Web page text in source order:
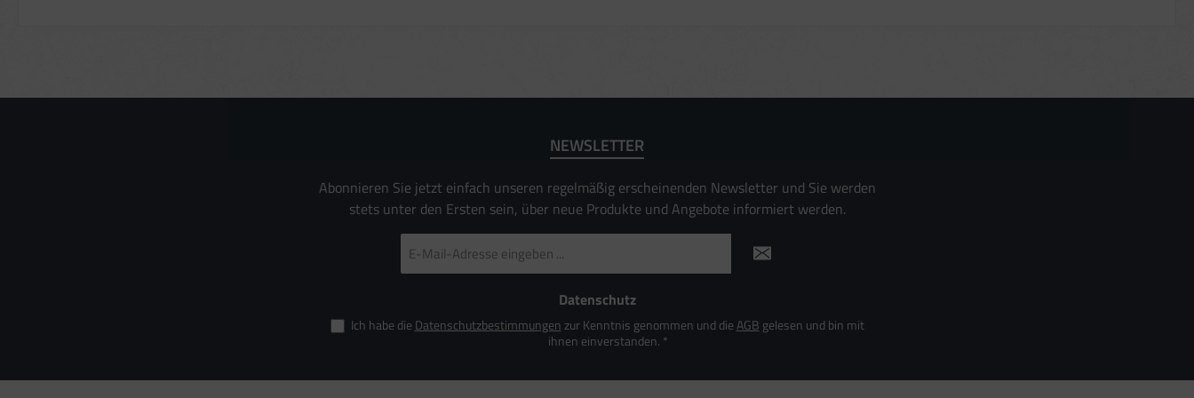
NEWSLETTER
Abonnieren Sie jetzt einfach unseren regelmäßig erscheinenden Newsletter und Sie werden
stets unter den Ersten sein, über neue Produkte und Angebote informiert werden.
Mail-
Adresse
Datenschutz
Ich habe die Datenschutzbestimmungenzur Kenntnis genommen und dieAGB gelesen und bin mit
ihnen einverstanden. *